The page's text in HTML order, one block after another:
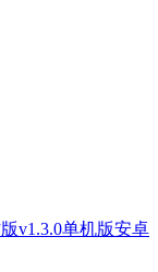
v1.3.0单机版安卓